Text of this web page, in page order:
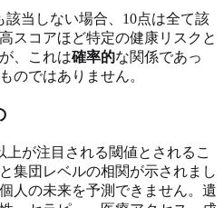
該当しない場合、10点は全て該
スコアほど特定の健康リスクと
、これは確率的な関係であっ
のではありません。
が注目される閾値とされるこ
集団レベルの相関が示されまし
人の未来を予測できません。遺